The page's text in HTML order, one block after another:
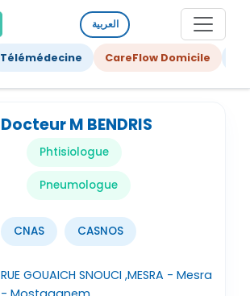
العربية
Télémédecine CareFlow Domicile
Docteur M BENDRIS
Phtisiologue
Pneumologue
CNAS CASNOS
RUE GOUAICH SNOUCI ,MESRA - Mesra